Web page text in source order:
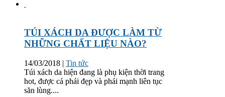
TÚI XÁCH DA ĐƯỢC LÀM TỪ
NHỮNG CHẤT LIỆU NÀO?
14/03/2018 | Tin tức
Túi xách da hiện đang là phụ kiện thời trang
hot, được cả phái đẹp và phái mạnh liên tục
săn lùng....